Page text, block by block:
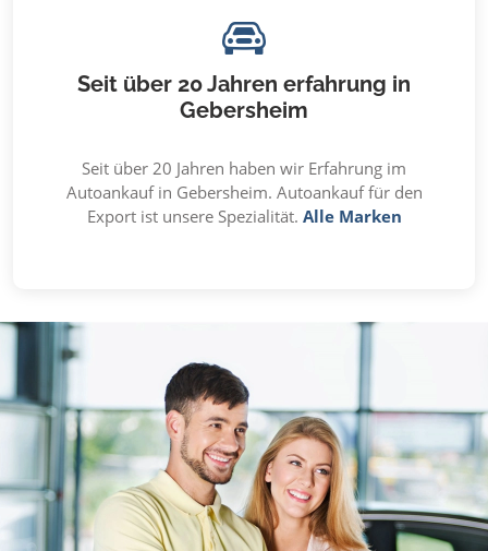
Seit über 20 Jahren erfahrung in
Gebersheim
Seit über 20 Jahren haben wir Erfahrung im
Autoankauf in Gebersheim. Autoankauf für den
Export ist unsere Spezialität. Alle Marken